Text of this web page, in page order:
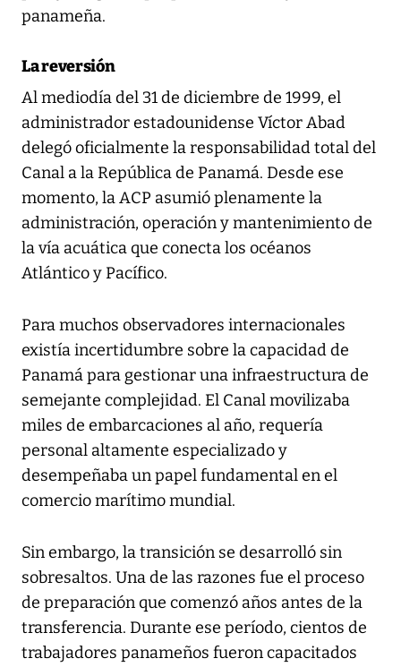
panameña.
La reversión
Al mediodía del 31 de diciembre de 1999, el
administrador estadounidense Víctor Abad
delegó oficialmente la responsabilidad total del
Canal a la República de Panamá. Desde ese
momento, la ACP asumió plenamente la
administración, operación y mantenimiento de
la vía acuática que conecta los océanos
Atlántico y Pacífico.
Para muchos observadores internacionales
existía incertidumbre sobre la capacidad de
Panamá para gestionar una infraestructura de
semejante complejidad. El Canal movilizaba
miles de embarcaciones al año, requería
personal altamente especializado y
desempeñaba un papel fundamental en el
comercio marítimo mundial.
Sin embargo, la transición se desarrolló sin
sobresaltos. Una de las razones fue el proceso
de preparación que comenzó años antes de la
transferencia. Durante ese período, cientos de
trabajadores panameños fueron capacitados